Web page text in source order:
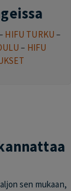
HIFU TURKU –
– HIFU
sen mukaan,